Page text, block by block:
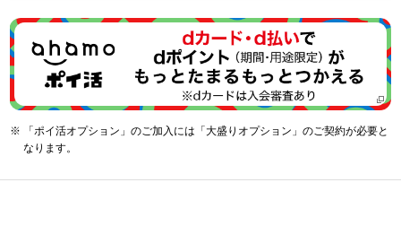
「ポイ活オプション」のご加入には「大盛りオプション」のご契約が必要と
なります。